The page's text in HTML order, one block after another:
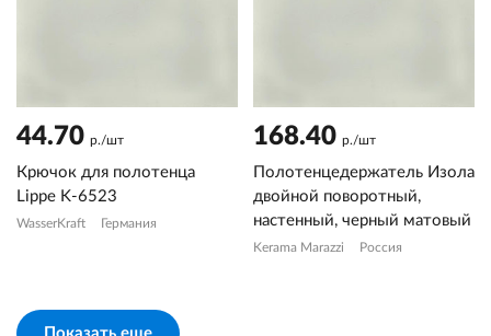
44.70 р./шт
Крючок для полотенца
Lippe K-6523
WasserKraft Германия
168.40 р./шт
Полотенцедержатель Изола
двойной поворотный,
настенный, черный матовый
Kerama Marazzi Россия